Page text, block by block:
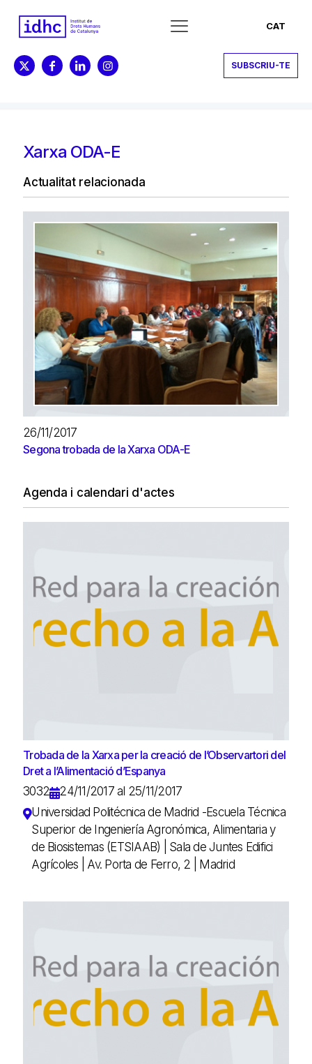
CAT
SUBSCRIU-TE
Xarxa ODA-E
Actualitat relacionada
26/11/2017
Segona trobada de la Xarxa ODA-E
Agenda i calendari d'actes
Trobada de la Xarxa per la creació de l’Observartori del
Dret a l’Alimentació d’Espanya
3032
24/11/2017 al 25/11/2017
Universidad Politécnica de Madrid -Escuela Técnica
Superior de Ingeniería Agronómica, Alimentaria y
de Biosistemas (ETSIAAB) | Sala de Juntes Edifici
Agrícoles | Av. Porta de Ferro, 2 | Madrid